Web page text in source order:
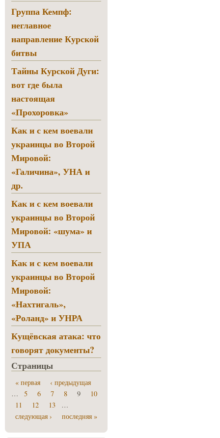
Группа Кемпф:
неглавное
направление Курской
битвы
Тайны Курской Дуги:
вот где была
настоящая
«Прохоровка»
Как и с кем воевали
украинцы во Второй
Мировой:
«Галичина», УНА и
др.
Как и с кем воевали
украинцы во Второй
Мировой: «шума» и
УПА
Как и с кем воевали
украинцы во Второй
Мировой:
«Нахтигаль»,
«Роланд» и УНРА
Кущёвская атака: что
говорят документы?
Страницы
« первая
‹ предыдущая
…
5 6 7 8 9
10
11
12 13
…
следующая ›
последняя »